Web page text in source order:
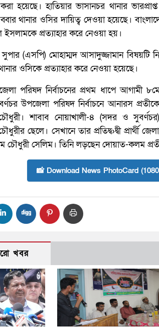
হয়েছে। হাতিয়ার ভাসানচর থানার
থানার ওসির দায়িত্ব দেওয়া হয়েছে।
প্রত্যাহার করে নেওয়া হয়।
(এসপি) মোহাম্মদ আসাদুজ্জামান বিষয়টি
ওসিকে প্রত্যাহার করে নেওয়া হয়েছে।
পরিষদ নির্বাচনের প্রথম ধাপে আগামী
উপজেলা পরিষদ নির্বাচনে আনারস
শাবাব নোয়াখালী-৪ (সদর ও
ছেলে। সেখানে তার প্রতিদ্ব›দ্বী
সেলিম। তিনি লড়ছেন দোয়াত-কলম
📸 Download News PhotoCard
খবর